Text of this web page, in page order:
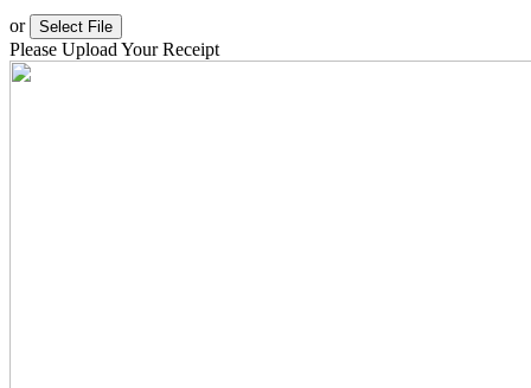
or Select File
Please Upload Your Receipt